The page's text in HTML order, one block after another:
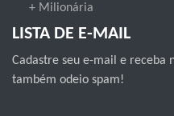
+ Milionária
LISTA DE E-MAIL
Cadastre seu e-mail e receba
também odeio spam!